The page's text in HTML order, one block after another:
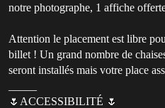
notre photographe, 1 affiche
Attention le placement est libre
billet ! Un grand nombre de
seront installés mais votre place
🌷ACCESSIBILITÉ 🌷